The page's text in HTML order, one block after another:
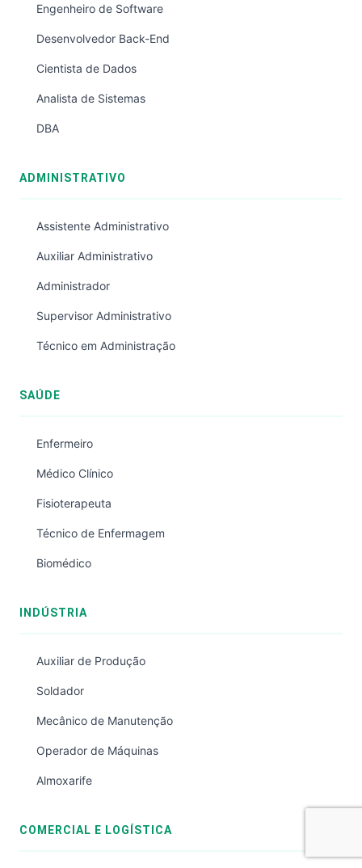
Engenheiro de Software
Desenvolvedor Back-End
Cientista de Dados
Analista de Sistemas
DBA
ADMINISTRATIVO
Assistente Administrativo
Auxiliar Administrativo
Administrador
Supervisor Administrativo
Técnico em Administração
SAÚDE
Enfermeiro
Médico Clínico
Fisioterapeuta
Técnico de Enfermagem
Biomédico
INDÚSTRIA
Auxiliar de Produção
Soldador
Mecânico de Manutenção
Operador de Máquinas
Almoxarife
COMERCIAL E LOGÍSTICA